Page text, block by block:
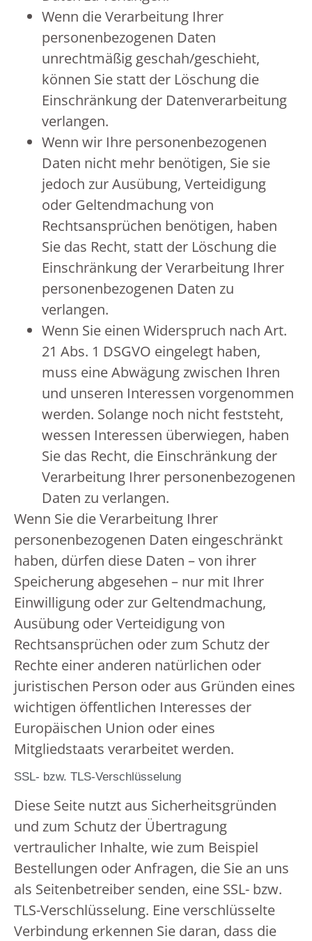
Wenn die Verarbeitung Ihrer
personenbezogenen Daten
unrechtmäßig geschah/geschieht,
können Sie statt der Löschung die
Einschränkung der Datenverarbeitung
verlangen.
Wenn wir Ihre personenbezogenen
Daten nicht mehr benötigen, Sie sie
jedoch zur Ausübung, Verteidigung
oder Geltendmachung von
Rechtsansprüchen benötigen, haben
Sie das Recht, statt der Löschung die
Einschränkung der Verarbeitung Ihrer
personenbezogenen Daten zu
verlangen.
Wenn Sie einen Widerspruch nach Art.
21 Abs. 1 DSGVO eingelegt haben,
muss eine Abwägung zwischen Ihren
und unseren Interessen vorgenommen
werden. Solange noch nicht feststeht,
wessen Interessen überwiegen, haben
Sie das Recht, die Einschränkung der
Verarbeitung Ihrer personenbezogenen
Daten zu verlangen.
Wenn Sie die Verarbeitung Ihrer
personenbezogenen Daten eingeschränkt
haben, dürfen diese Daten – von ihrer
Speicherung abgesehen – nur mit Ihrer
Einwilligung oder zur Geltendmachung,
Ausübung oder Verteidigung von
Rechtsansprüchen oder zum Schutz der
Rechte einer anderen natürlichen oder
juristischen Person oder aus Gründen eines
wichtigen öffentlichen Interesses der
Europäischen Union oder eines
Mitgliedstaats verarbeitet werden.
SSL- bzw. TLS-Verschlüsselung
Diese Seite nutzt aus Sicherheitsgründen
und zum Schutz der Übertragung
vertraulicher Inhalte, wie zum Beispiel
Bestellungen oder Anfragen, die Sie an uns
als Seitenbetreiber senden, eine SSL- bzw.
TLS-Verschlüsselung. Eine verschlüsselte
Verbindung erkennen Sie daran, dass die